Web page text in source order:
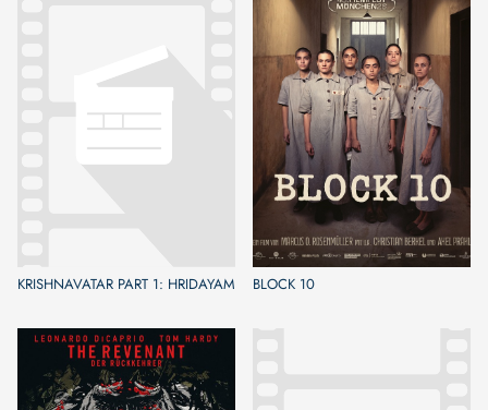
KRISHNAVATAR PART 1: HRIDAYAM BLOCK 10